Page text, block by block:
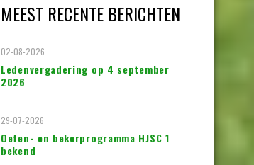
MEEST RECENTE BERICHTEN
Ledenvergadering op 4 september
2026
02-08-2026
Oefen- en bekerprogramma HJSC 1
bekend
29-07-2026